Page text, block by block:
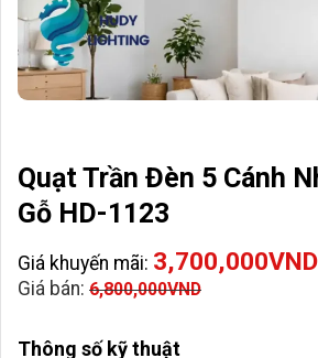
Quạt Trần Đèn 5 Cánh
Gỗ HD-1123
Giá khuyến mãi: 3,700,000VND
Giá bán: 6,800,000VND
Thông số kỹ thuật